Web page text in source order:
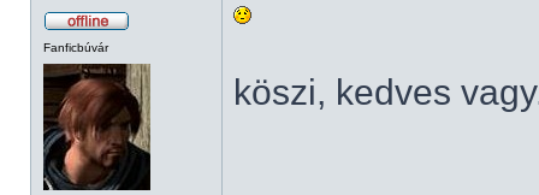
Fanficbúvár
köszi, kedves